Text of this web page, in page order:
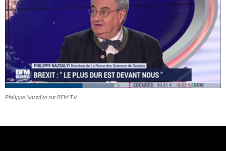
Philippe Naszályi sur BFM TV